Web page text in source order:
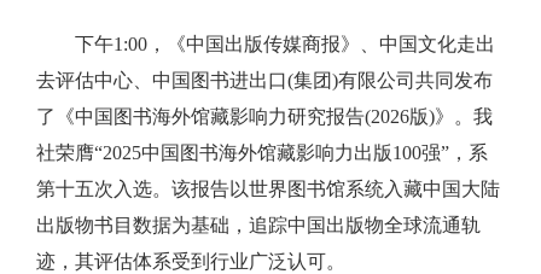
下午1:00，《中国出版传媒商报》、中国文化走出
去评估中心、中国图书进出口(集团)有限公司共同发布
了《中国图书海外馆藏影响力研究报告(2026版)》。我
社荣膺“2025中国图书海外馆藏影响力出版100强”，系
第十五次入选。该报告以世界图书馆系统入藏中国大陆
出版物书目数据为基础，追踪中国出版物全球流通轨
迹，其评估体系受到行业广泛认可。